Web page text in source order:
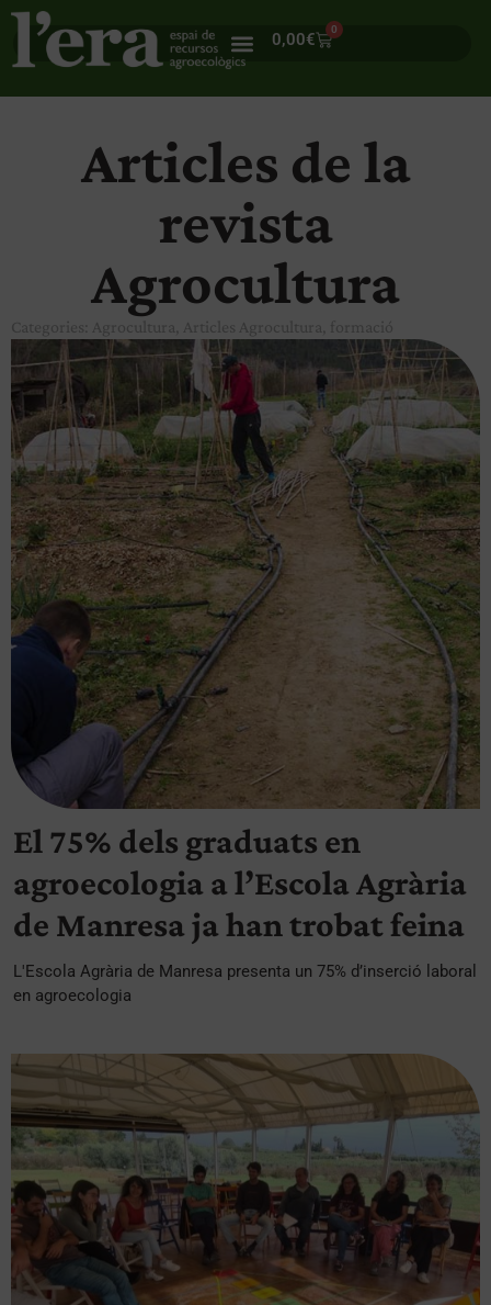
0,00€
0
Articles de la
revista
Agrocultura
El 75% dels graduats en
agroecologia a l’Escola Agrària
de Manresa ja han trobat feina
L'Escola Agrària de Manresa presenta un 75% d’inserció laboral
en agroecologia